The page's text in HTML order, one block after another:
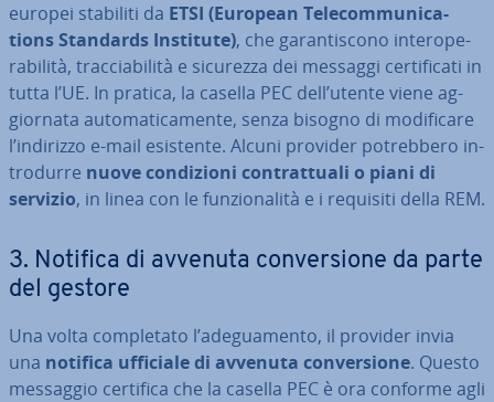
europei stabiliti da ETSI (European Te­le­com­mu­ni­ca­
tions Standards Institute), che ga­ran­ti­sco­no in­te­ro­pe­
ra­bi­li­tà, trac­cia­bi­li­tà e sicurezza dei messaggi cer­ti­fi­ca­ti in
tutta l’UE. In pratica, la casella PEC dell’utente viene ag­
gior­na­ta au­to­ma­ti­ca­men­te, senza bisogno di mo­di­fi­ca­re
l’indirizzo e-mail esistente. Alcuni provider po­treb­be­ro in­
tro­dur­re nuove con­di­zio­ni con­trat­tua­li o piani di
servizio, in linea con le fun­zio­na­li­tà e i requisiti della REM.
3. Notifica di avvenuta con­ver­sio­ne da parte
del gestore
Una volta com­ple­ta­to l’ade­gua­men­to, il provider invia
una notifica ufficiale di avvenuta con­ver­sio­ne. Questo
messaggio certifica che la casella PEC è ora conforme agli